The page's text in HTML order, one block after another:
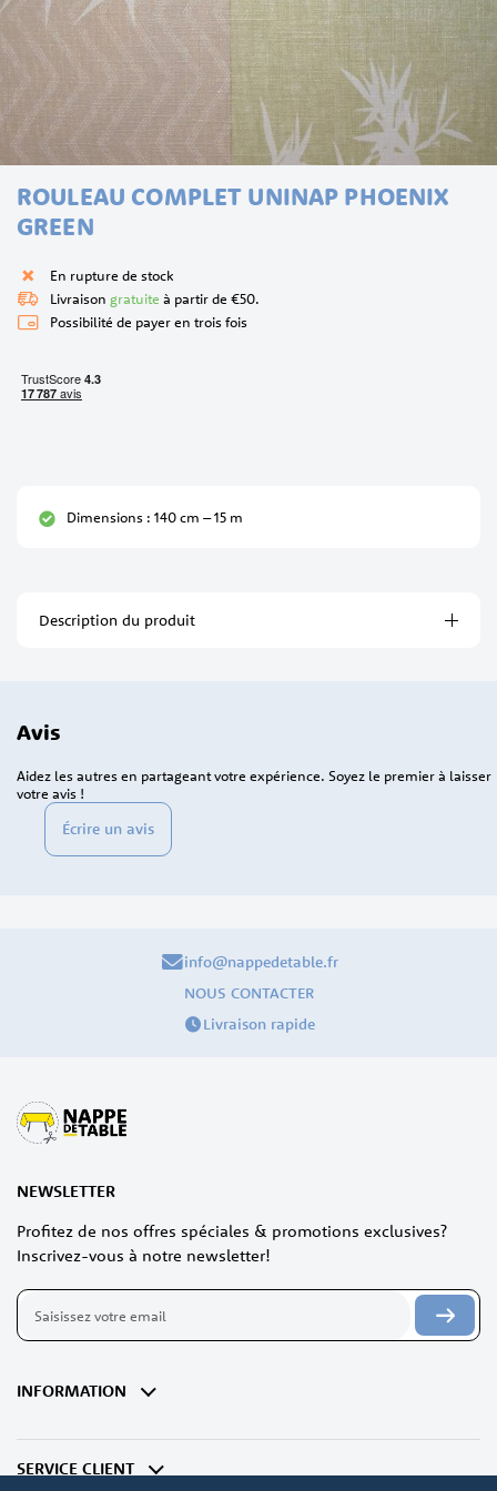
the
beginning
images
gallery
ROULEAU COMPLET UNINAP PHOENIX
GREEN
En rupture de stock
Livraison gratuite à partir de €50.
Possibilité de payer en trois fois
Dimensions : 140 cm – 15 m
Description du produit
Avis
Écrire un avis
Aidez les autres en partageant votre expérience. Soyez le premier à laisser
votre avis !
info@nappedetable.fr
NOUS CONTACTER
Livraison rapide
NEWSLETTER
Profitez de nos offres spéciales & promotions exclusives?
Inscrivez-vous à notre newsletter!
Inscription
notre
d’information
INFORMATION
SERVICE CLIENT